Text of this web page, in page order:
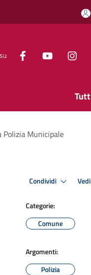
Polizia Municipale
Condividi
Categorie:
Comune
Argomenti:
Polizia